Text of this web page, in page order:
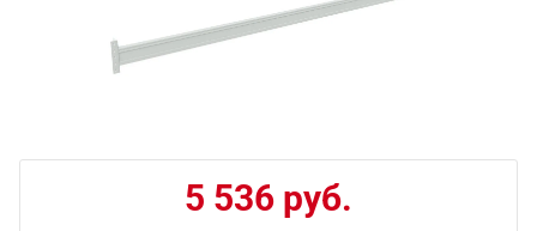
5 536 руб.